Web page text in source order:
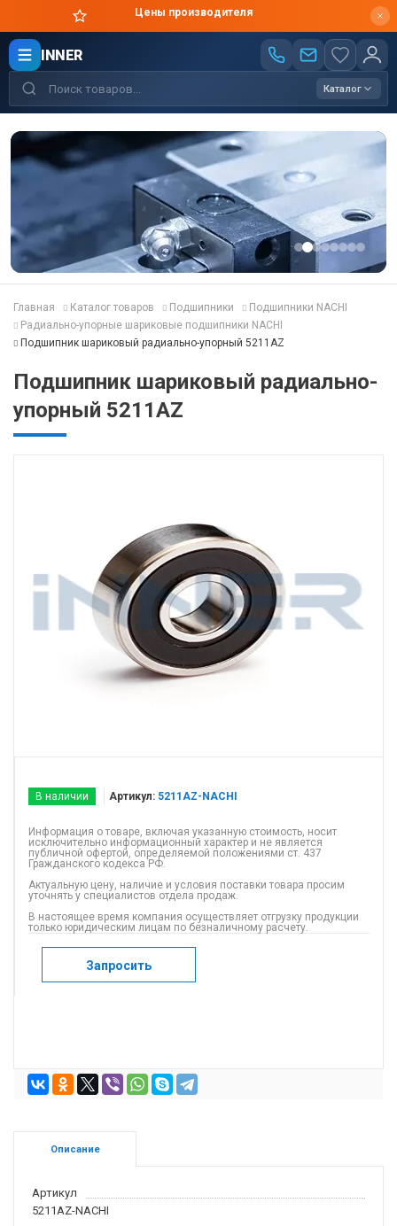
Цены производителя
INNER
Каталог
Главная Каталог товаров Подшипники
Подшипники NACHI
Радиально-упорные шариковые подшипники NACHI
Подшипник шариковый радиально-упорный 5211AZ
Подшипник шариковый радиально-
упорный 5211AZ
В наличии Артикул: 5211AZ-NACHI
Информация о товаре, включая указанную стоимость, носит
исключительно информационный характер и не является
публичной офертой, определяемой положениями ст. 437
Гражданского кодекса РФ.
Актуальную цену, наличие и условия поставки товара просим
уточнять у специалистов отдела продаж.
В настоящее время компания осуществляет отгрузку продукции
только юридическим лицам по безналичному расчету.
Запросить
Описание
Артикул
5211AZ-NACHI